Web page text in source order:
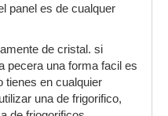
panel es de cualquer
de cristal. si
pecera una forma facil es
tienes en cualquier
una de frigorifico,